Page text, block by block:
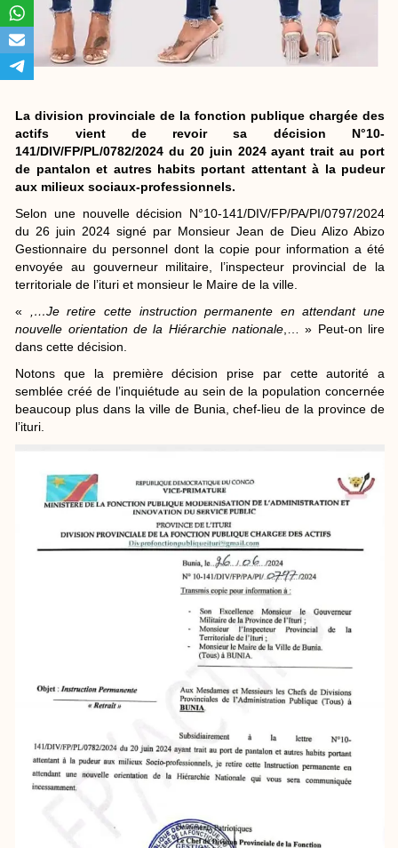
La division provinciale de la fonction publique chargée des
actifs vient de revoir sa décision N°10-
141/DIV/FP/PL/0782/2024 du 20 juin 2024 ayant trait au port
de pantalon et autres habits portant attentant à la pudeur
aux milieux sociaux-professionnels.
Selon une nouvelle décision N°10-141/DIV/FP/PA/PI/0797/2024
du 26 juin 2024 signé par Monsieur Jean de Dieu Alizo Abizo
Gestionnaire du personnel dont la copie pour information a été
envoyée au gouverneur militaire, l’inspecteur provincial de la
territoriale de l’ituri et monsieur le Maire de la ville.
«
,…Je retire cette instruction permanente en attendant une
nouvelle orientation de la Hiérarchie nationale ,… » Peut-on lire
dans cette décision.
Notons que la première décision prise par cette autorité a
semblée créé de l’inquiétude au sein de la population concernée
beaucoup plus dans la ville de Bunia, chef-lieu de la province de
l’ituri.